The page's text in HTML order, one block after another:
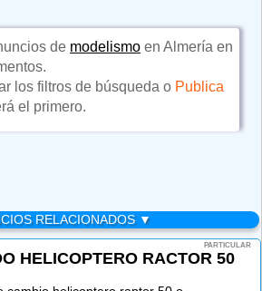
de modelismo en Almería en
los filtros de búsqueda o Publica
el primero.
RELACIONADOS ▼
PARTICULAR
HELICOPTERO RACTOR 50